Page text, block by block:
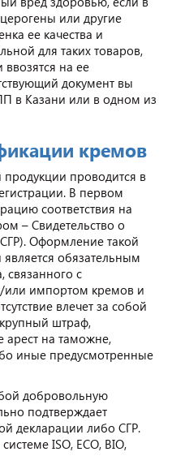
или другие
ее качества и
для таких товаров,
на ее
документ вы
в Казани или в одном из
кремов
проводится в
В первом
соответствия на
– Свидетельство о
Оформление такой
обязательным
связанного с
или импортом кремов и
влечет за собой
штраф,
арест на таможне,
иные предусмотренные
добровольную
подтверждает
декларации либо СГР.
ISO, ECO, BIO,